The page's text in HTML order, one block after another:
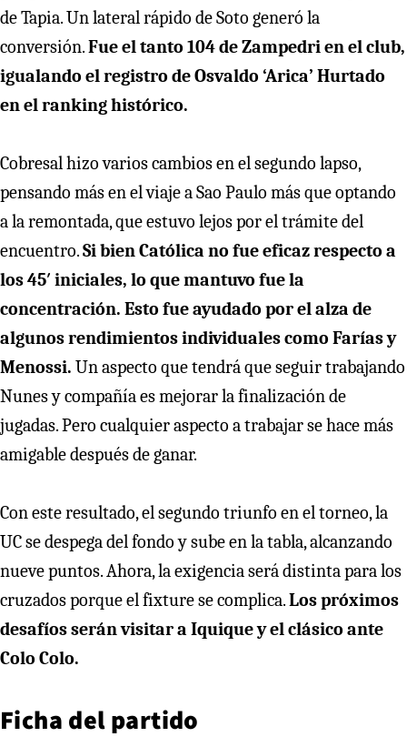
de Tapia. Un lateral rápido de Soto generó la
conversión.Fue el tanto 104 de Zampedri en el club,
igualando el registro de Osvaldo ‘Arica’ Hurtado
en el ranking histórico.
Cobresal hizo varios cambios en el segundo lapso,
pensando más en el viaje a Sao Paulo más que optando
a la remontada, que estuvo lejos por el trámite del
encuentro.Si bien Católica no fue eficaz respecto a
los 45′ iniciales, lo que mantuvo fue la
concentración. Esto fue ayudado por el alza de
algunos rendimientos individuales como Farías y
Menossi. Un aspecto que tendrá que seguir trabajando
Nunes y compañía es mejorar la finalización de
jugadas. Pero cualquier aspecto a trabajar se hace más
amigable después de ganar.
Con este resultado, el segundo triunfo en el torneo, la
UC se despega del fondo y sube en la tabla, alcanzando
nueve puntos. Ahora, la exigencia será distinta para los
cruzados porque el fixture se complica.Los próximos
desafíos serán visitar a Iquique y el clásico ante
Colo Colo.
Ficha del partido